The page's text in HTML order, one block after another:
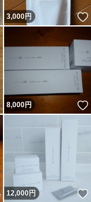
いいね！
3,000円
いいね！
8,000円
いいね！
12,000円